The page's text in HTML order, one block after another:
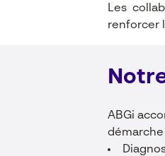
Les
renforcer
ABGi
démarche